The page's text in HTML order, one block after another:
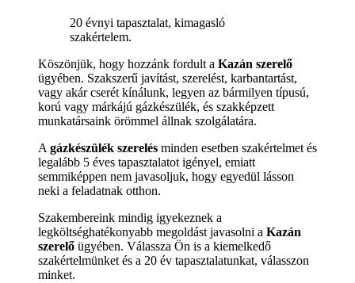
20 évnyi tapasztalat, kimagasló
szakértelem.
Köszönjük, hogy hozzánk fordult a Kazán szerelő
ügyében. Szakszerű javítást, szerelést, karbantartást,
vagy akár cserét kínálunk, legyen az bármilyen típusú,
korú vagy márkájú gázkészülék, és szakképzett
munkatársaink örömmel állnak szolgálatára.
A gázkészülék szerelés minden esetben szakértelmet és
legalább 5 éves tapasztalatot igényel, emiatt
semmiképpen nem javasoljuk, hogy egyedül lásson
neki a feladatnak otthon.
Szakembereink mindig igyekeznek a
legköltséghatékonyabb megoldást javasolni a Kazán
szerelő ügyében. Válassza Ön is a kiemelkedő
szakértelmünket és a 20 év tapasztalatunkat, válasszon
minket.